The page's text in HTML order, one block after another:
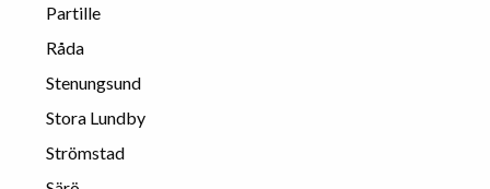
Partille
Råda
Stenungsund
Stora Lundby
Strömstad